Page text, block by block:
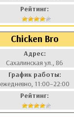
Рейтинг:
Chicken Bro
Адрес:
Сахалинская ул., 86
График работы:
ежедневно, 11:00–22:00
Рейтинг: